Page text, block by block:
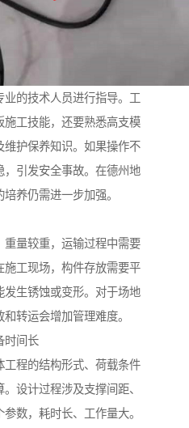
的技术人员进行指导。工
施工技能，还要熟悉高支模
维护保养知识。如果操作不
，引发安全事故。在德州地
养仍需进一步加强。
重量较重，运输过程中需要
工现场，构件存放需要平
发生锈蚀或变形。对于场地
转运会增加管理难度。
时间长
工程的结构形式、荷载条件
设计过程涉及支撑间距、
数，耗时长、工作量大。